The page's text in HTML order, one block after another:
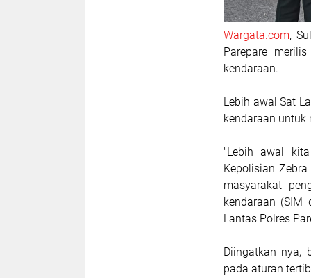
Wargata.com,
Parepare
kendaraan.
Lebih awal Sat
kendaraan untuk
"Lebih awal
Kepolisian
masyarakat
kendaraan
Lantas Polres
Diingatkan nya,
pada aturan